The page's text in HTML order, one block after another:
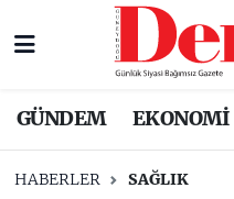
GÜNDEM EKONOMİ
HABERLER SAĞLIK
Nöbetçi Eczaneler